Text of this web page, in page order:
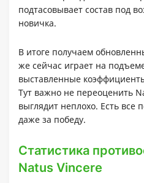
подтасовывает состав под
новичка.
В итоге получаем
же сейчас играет на
выставленные
Тут важно не переоценить
выглядит неплохо. Есть все
даже за победу.
Статистика
Natus Vincere